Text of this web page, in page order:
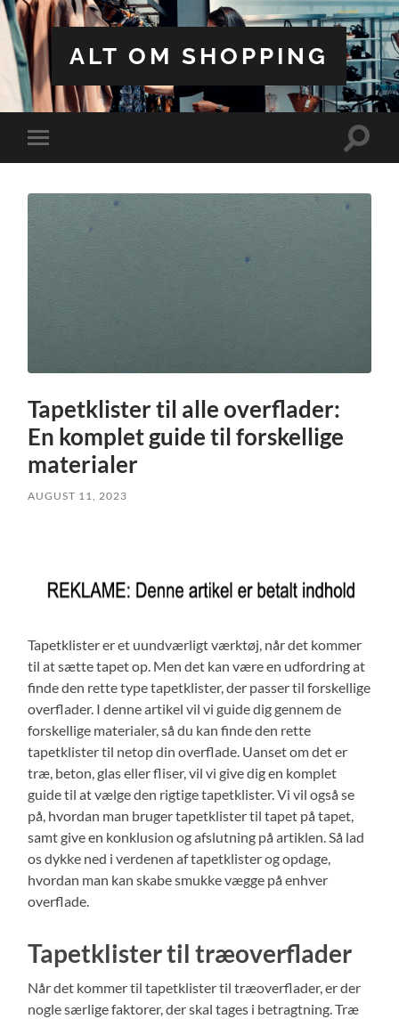
ALT OM SHOPPING
Toggle
mobile
Toggle
Tapetklister til alle overflader:
En komplet guide til forskellige
materialer
AUGUST 11, 2023
Tapetklister er et uundværligt værktøj, når det kommer
til at sætte tapet op. Men det kan være en udfordring at
finde den rette type tapetklister, der passer til forskellige
overflader. I denne artikel vil vi guide dig gennem de
forskellige materialer, så du kan finde den rette
tapetklister til netop din overflade. Uanset om det er
træ, beton, glas eller fliser, vil vi give dig en komplet
guide til at vælge den rigtige tapetklister. Vi vil også se
på, hvordan man bruger tapetklister til tapet på tapet,
samt give en konklusion og afslutning på artiklen. Så lad
os dykke ned i verdenen af tapetklister og opdage,
hvordan man kan skabe smukke vægge på enhver
overflade.
Tapetklister til træoverflader
Når det kommer til tapetklister til træoverflader, er der
nogle særlige faktorer, der skal tages i betragtning. Træ